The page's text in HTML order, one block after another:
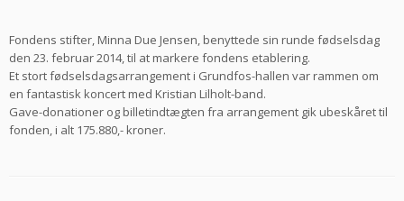
Fondens stifter, Minna Due Jensen, benyttede sin runde fødselsdag
den 23. februar 2014, til at markere fondens etablering.
Et stort fødselsdagsarrangement i Grundfos-hallen var rammen om
en fantastisk koncert med Kristian Lilholt-band.
Gave-donationer og billetindtægten fra arrangement gik ubeskåret til
fonden, i alt 175.880,- kroner.